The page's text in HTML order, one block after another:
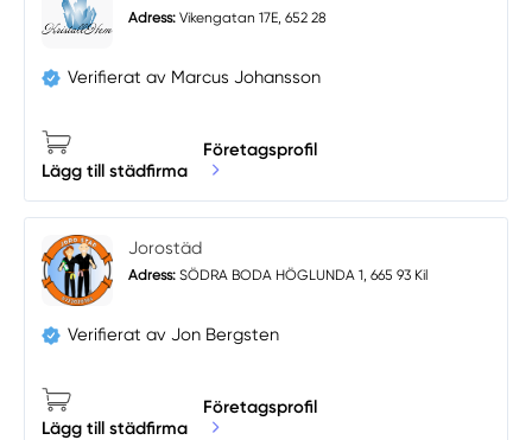
Adress: Vikengatan 17E, 652 28
Verifierat av Marcus Johansson
Lägg till städfirma
Företagsprofil
Jorostäd
Adress: SÖDRA BODA HÖGLUNDA 1, 665 93 Kil
Verifierat av Jon Bergsten
Lägg till städfirma
Företagsprofil